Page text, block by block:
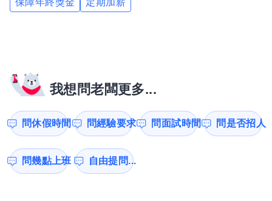
保障年終獎金 定期加薪
我想問老闆更多...
問休假時間 問經驗要求 問面試時間 問是否招人
問幾點上班 自由提問...